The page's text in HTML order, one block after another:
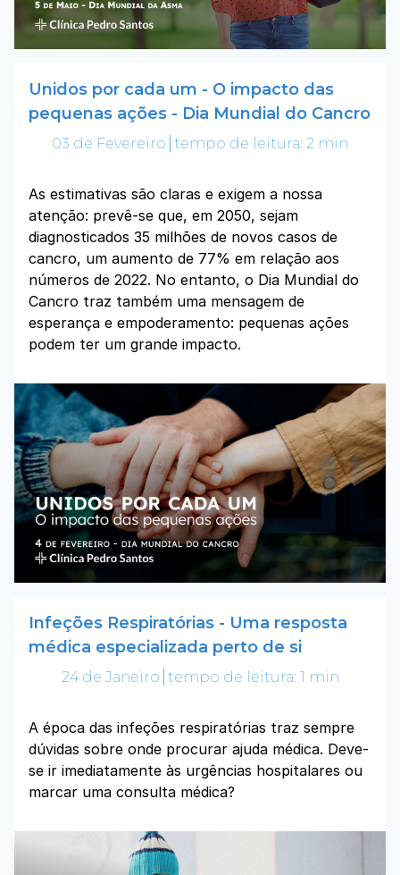
Unidos por cada um - O impacto das
pequenas ações - Dia Mundial do Cancro
03 de Fevereiro tempo de leitura: 2 min
As estimativas são claras e exigem a nossa
atenção: prevê-se que, em 2050, sejam
diagnosticados 35 milhões de novos casos de
cancro, um aumento de 77% em relação aos
números de 2022. No entanto, o Dia Mundial do
Cancro traz também uma mensagem de
esperança e empoderamento: pequenas ações
podem ter um grande impacto.
Infeções Respiratórias - Uma resposta
médica especializada perto de si
24 de Janeiro tempo de leitura: 1 min
A época das infeções respiratórias traz sempre
dúvidas sobre onde procurar ajuda médica. Deve-
se ir imediatamente às urgências hospitalares ou
marcar uma consulta médica?